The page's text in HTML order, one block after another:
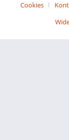
Cookies